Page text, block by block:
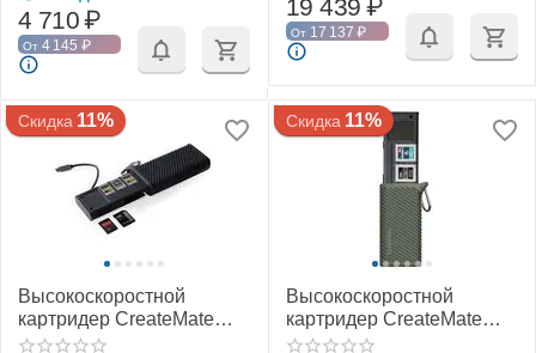
4 710₽
От 4 145 ₽
19 439 ₽
От 17 137 ₽
Скидка 11%
Высокоскоростной
картридер CreateMate
CFexpress CFE-A/SD
Скидка 11%
Высокоскоростной
картридер CreateMate
CFexpress CFE-B/SD